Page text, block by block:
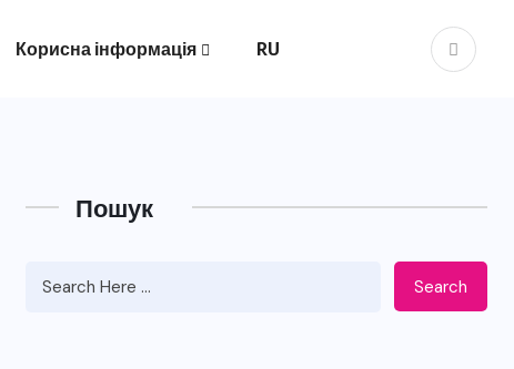
Корисна інформація RU
Пошук
Search